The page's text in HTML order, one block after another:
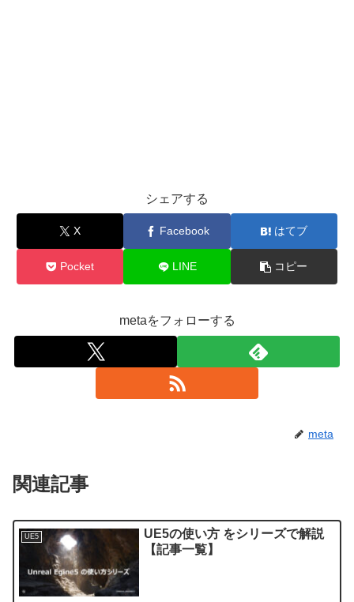
シェアする
X Facebook はてブ
Pocket LINE コピー
metaをフォローする
meta
関連記事
UE5
UE5の使い方 をシリーズで解説
【記事一覧】